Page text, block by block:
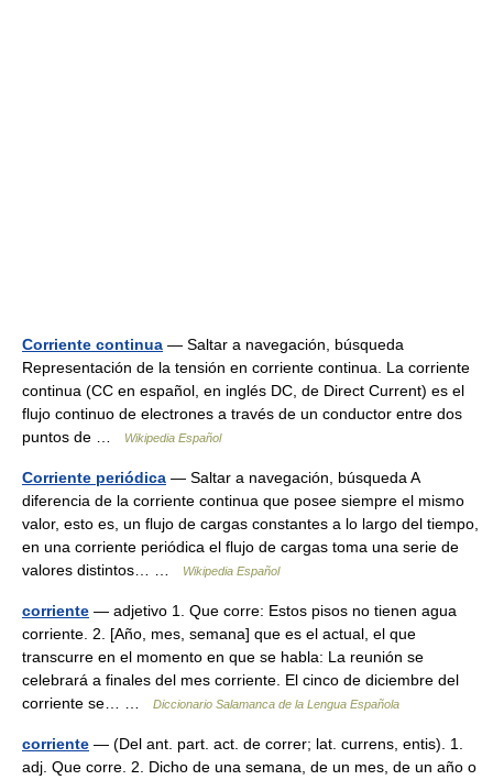
Corriente continua — Saltar a navegación, búsqueda
Representación de la tensión en corriente continua. La corriente
continua (CC en español, en inglés DC, de Direct Current) es el
flujo continuo de electrones a través de un conductor entre dos
puntos de …
Wikipedia Español
Corriente periódica — Saltar a navegación, búsqueda A
diferencia de la corriente continua que posee siempre el mismo
valor, esto es, un flujo de cargas constantes a lo largo del tiempo,
en una corriente periódica el flujo de cargas toma una serie de
valores distintos… …
Wikipedia Español
corriente — adjetivo 1. Que corre: Estos pisos no tienen agua
corriente. 2. [Año, mes, semana] que es el actual, el que
transcurre en el momento en que se habla: La reunión se
celebrará a finales del mes corriente. El cinco de diciembre del
corriente se… …
Diccionario Salamanca de la Lengua Española
corriente — (Del ant. part. act. de correr; lat. currens, entis). 1.
adj. Que corre. 2. Dicho de una semana, de un mes, de un año o